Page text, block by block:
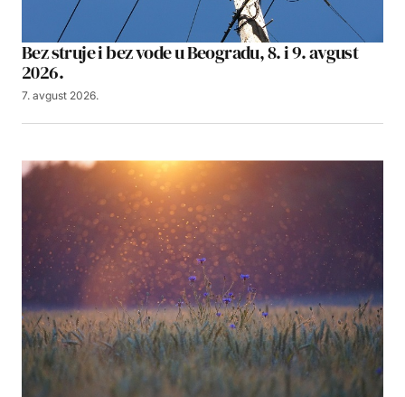
Bez struje i bez vode u Beogradu, 8. i 9. avgust
2026.
7. avgust 2026.